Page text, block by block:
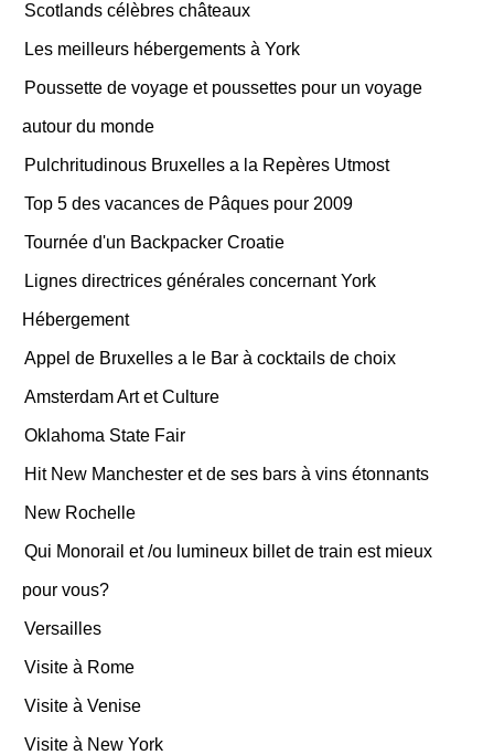
Scotlands célèbres châteaux
Les meilleurs hébergements à York
Poussette de voyage et poussettes pour un voyage
autour du monde
Pulchritudinous Bruxelles a la Repères Utmost
Top 5 des vacances de Pâques pour 2009
Tournée d'un Backpacker Croatie
Lignes directrices générales concernant York
Hébergement
Appel de Bruxelles a le Bar à cocktails de choix
Amsterdam Art et Culture
Oklahoma State Fair
Hit New Manchester et de ses bars à vins étonnants
New Rochelle
Qui Monorail et /ou lumineux billet de train est mieux
pour vous?
Versailles
Visite à Rome
Visite à Venise
Visite à New York